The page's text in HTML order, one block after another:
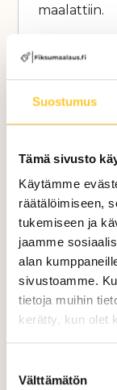
Suostumus
Tämä sivusto
Käytämme
räätälöimiseen,
tukemiseen ja
jaamme
alan
sivustoamme.
tietoja muihin
kerätty, kun olet
valinta
Välttämätön
maalattiin.
tarvittavat
Lisätöinä
pinnalle
ulkonäköä,
ja
pitkälle